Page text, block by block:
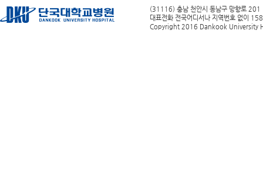
(31116) 충남 천안시 동남구 망향로 201
대표전화 전국어디서나 지역번호 없이
Copyright 2016 Dankook University